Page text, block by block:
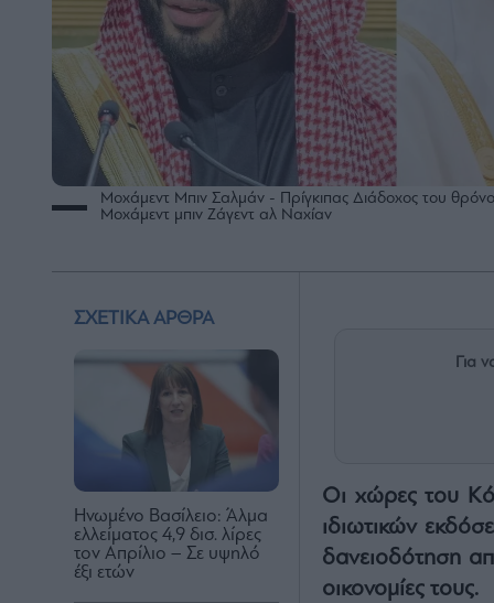
Μοχάμεντ Μπιν Σαλμάν - Πρίγκιπας Διάδοχος του
Μοχάμεντ μπιν Ζάγεντ αλ Ναχίαν
ΣΧΕΤΙΚΑ ΑΡΘΡΑ
Ηνωμένο Βασίλειο: Άλμα
ελλείματος 4,9 δισ. λίρες
τον Απρίλιο – Σε υψηλό
έξι ετών
Για
Οι χώρες του
ιδιωτικών
δανειοδότηση
οικονομίες τους.